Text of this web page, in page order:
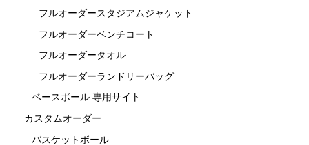
フルオーダースタジアムジャケット
フルオーダーベンチコート
フルオーダータオル
フルオーダーランドリーバッグ
ベースボール 専用サイト
カスタムオーダー
バスケットボール